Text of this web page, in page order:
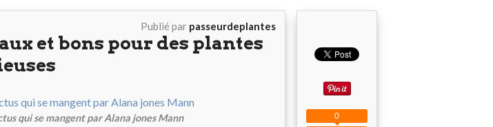
Publié par passeurdeplantes
et bons pour des plantes
qui se mangent par Alana jones Mann 0